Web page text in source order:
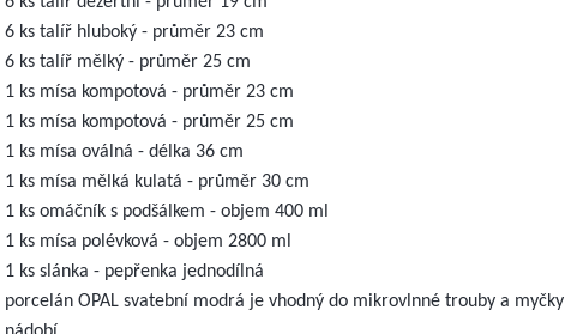
6 ks talíř hluboký - průměr 23 cm
6 ks talíř mělký - průměr 25 cm
1 ks mísa kompotová - průměr 23 cm
1 ks mísa kompotová - průměr 25 cm
1 ks mísa oválná - délka 36 cm
1 ks mísa mělká kulatá - průměr 30 cm
1 ks omáčník s podšálkem - objem 400 ml
1 ks mísa polévková - objem 2800 ml
1 ks slánka - pepřenka jednodílná
porcelán OPAL svatební modrá je vhodný do mikrovlnné trouby a myčky